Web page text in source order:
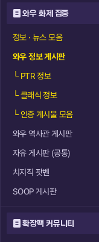
와우 화제 집중
정보 · 뉴스 모음
와우 정보 게시판
└PTR 정보
└클래식 정보
└인증 게시물 모음
와우 역사관 게시판
자유 게시판 (공통)
치지직 팟벤
SOOP 게시판
확장팩 커뮤니티